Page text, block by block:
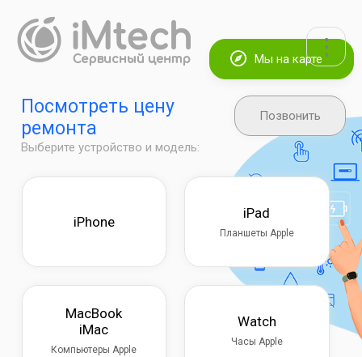
Мы на карте
Позвонить
Посмотреть цену
ремонта
Выберите устройство и модель:
iPhone
iPad
Планшеты Apple
MacBook
iMac
Компьютеры Apple
Watch
Часы Apple